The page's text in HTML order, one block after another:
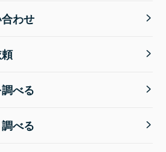
わせ
べる
べる